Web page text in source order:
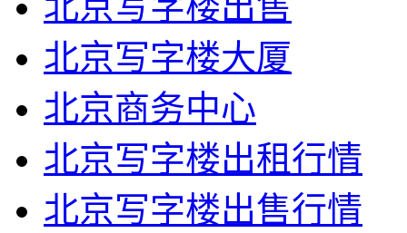
北京写字楼大厦
北京商务中心
北京写字楼出租行情
北京写字楼出售行情